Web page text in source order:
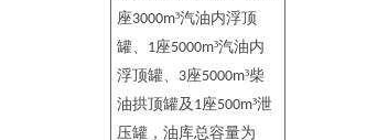
座3000m³汽油内浮顶
罐、 1座5000m³汽油内
浮顶罐、 3座5000m³柴
油拱顶罐及 1座500m³泄
压罐，油库总容量为